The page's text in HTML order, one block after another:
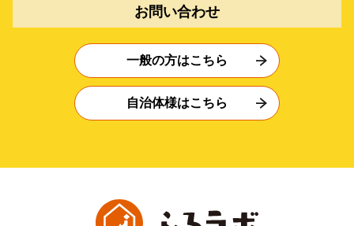
お問い合わせ
一般の方はこちら
自治体様はこちら